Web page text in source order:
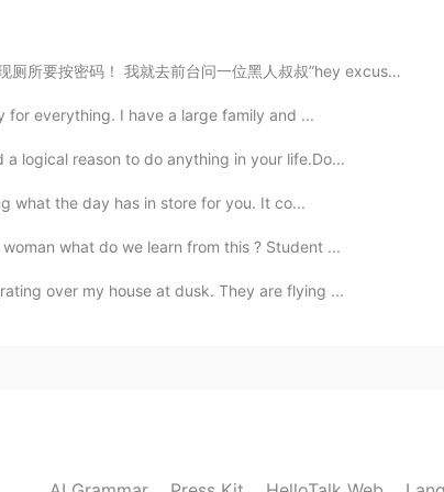
2021.01.02 12:54
问一位黑人叔叔”hey excuse me, what’s the bathroom code?” 没想到他会竟然...
everything. I have a large family and ...
logical reason to do anything in your life.Do...
what the day has in store for you. It co...
what do we learn from this ? Student ...
over my house at dusk. They are flying ...